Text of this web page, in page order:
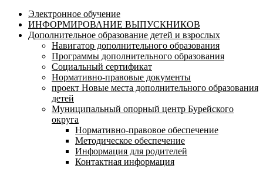
Электронное обучение
ИНФОРМИРОВАНИЕ ВЫПУСКНИКОВ
Дополнительное образование детей и взрослых
Навигатор дополнительного образования
Программы дополнительного образования
Социальный сертификат
Нормативно-правовые документы
проект Новые места дополнительного образования
детей
Муниципальный опорный центр Бурейского
округа
Нормативно-правовое обеспечение
Методическое обеспечение
Информация для родителей
Контактная информация